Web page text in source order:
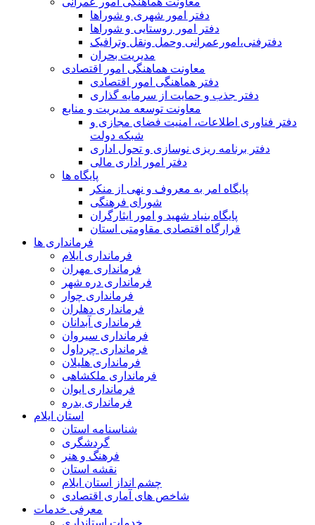
دفتر امور شهری و شوراها
دفتر امور روستایی و شوراها
دفترفنی،امورعمرانی وحمل ونقل وترافيک
مدیریت بحران
معاونت هماهنگی امور اقتصادی
دفتر هماهنگی امور اقتصادی
دفتر جذب و حمایت از سرمایه گذاری
معاونت توسعه مدیریت و منابع
دفتر فناوری اطلاعات، امنیت فضای مجازی و
شبکه دولت
دفتر برنامه ریزی نوسازی و تحول اداری
دفتر امور اداری مالی
پایگاه ها
پایگاه امر به معروف و نهی از منکر
شورای فرهنگی
پایگاه بنیاد شهید و امور ایثارگران
قرارگاه اقتصادی مقاومتی استان
فرمانداری ها
فرمانداری ایلام
فرمانداری مهران
فرمانداری دره شهر
فرمانداری چوار
فرمانداری دهلران
فرمانداری آبدانان
فرمانداری سیروان
فرمانداری چرداول
فرمانداری هلیلان
فرمانداری ملکشاهی
فرمانداری ایوان
فرمانداری بدره
استان ایلام
شناسنامه استان
گردشگری
فرهنگ و هنر
نقشه استان
چشم انداز استان ایلام
شاخص های آماری اقتصادی
معرفی خدمات
خدمات استانداری